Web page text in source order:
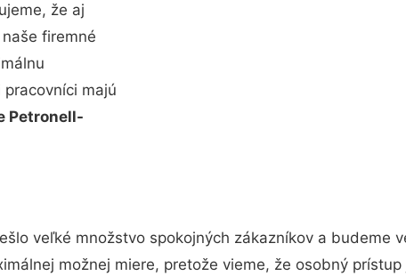
že aj
firemné
majú
Petronell-
veľké množstvo spokojných zákazníkov a budeme
možnej miere, pretože vieme, že osobný